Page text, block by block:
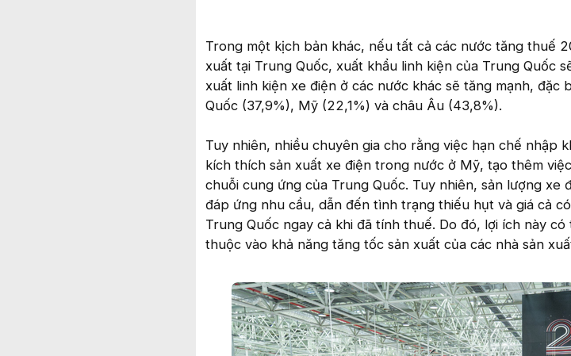
Trong một kịch bản khác, nếu tất cả các nước tăng thuế
xuất tại Trung Quốc, xuất khẩu linh kiện của Trung Quốc
xuất linh kiện xe điện ở các nước khác sẽ tăng mạnh, đặc
Quốc (37,9%), Mỹ (22,1%) và châu Âu (43,8%).
Tuy nhiên, nhiều chuyên gia cho rằng việc hạn chế nhập
kích thích sản xuất xe điện trong nước ở Mỹ, tạo thêm
chuỗi cung ứng của Trung Quốc. Tuy nhiên, sản lượng xe
đáp ứng nhu cầu, dẫn đến tình trạng thiếu hụt và giá cả
Trung Quốc ngay cả khi đã tính thuế. Do đó, lợi ích này
thuộc vào khả năng tăng tốc sản xuất của các nhà sản